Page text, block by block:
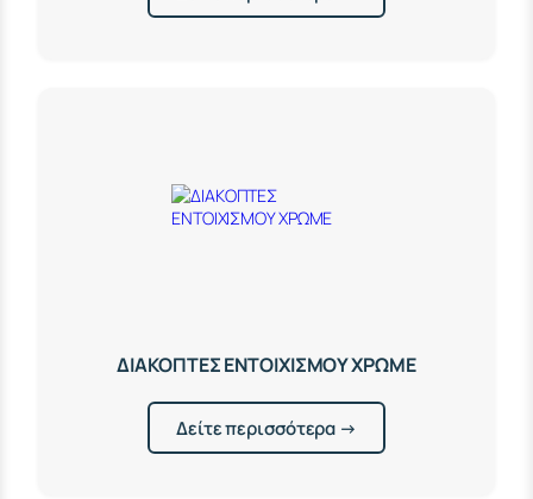
ΔΙΑΚΟΠΤΕΣ ΕΝΤΟΙΧΙΣΜΟΥ ΧΡΩΜΕ
Δείτε περισσότερα →